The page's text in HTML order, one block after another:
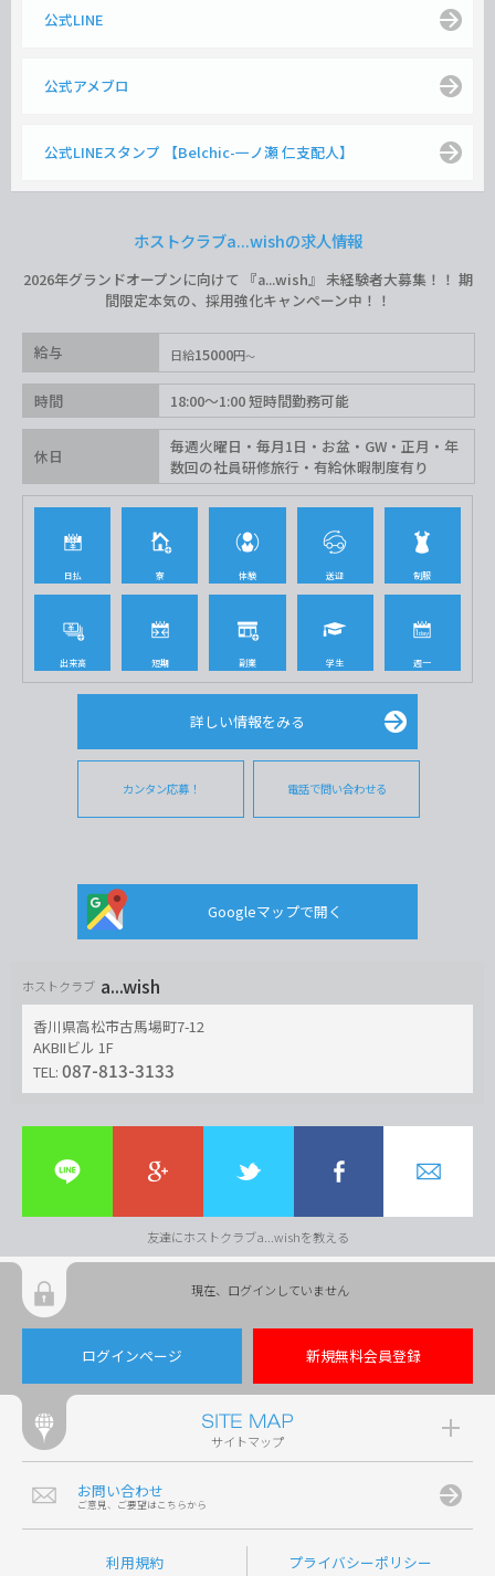
公式LINE
公式アメブロ
公式LINEスタンプ 【Belchic-一ノ瀬 仁支配人】
ホストクラブa...wishの求人情報
2026年グランドオープンに向けて 『a...wish』 未経験者大募集！！ 期
間限定本気の、採用強化キャンペーン中！！
給与 日給15000円
時間 18:00〜1:00 短時間勤務可能
休日
毎週火曜日・毎月1日・お盆・GW・正月・年
数回の社員研修旅行・有給休暇制度有り
日払 寮 体験 送迎 制服
出来高 短期 副業 学生 週一
詳しい情報をみる
カンタン応募！ 電話で問い合わせる
Googleマップで開く
ホストクラブ a...wish
香川県高松市古馬場町7-12
AKBIIビル 1F
TEL: 087-813-3133
友達にホストクラブa...wishを教える
現在、ログインしていません
ログインページ 新規無料会員登録
サイトマップ
お問い合わせ
ご意見、ご要望はこちらから
利用規約 プライバシーポリシー